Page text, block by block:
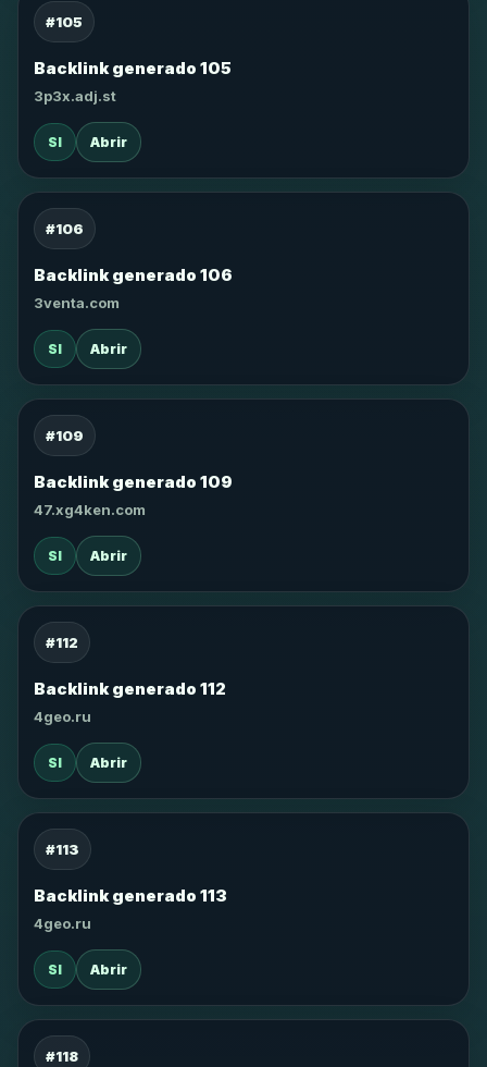
#105
Backlink generado 105
3p3x.adj.st
SI Abrir
#106
Backlink generado 106
3venta.com
SI Abrir
#109
Backlink generado 109
47.xg4ken.com
SI Abrir
#112
Backlink generado 112
4geo.ru
SI Abrir
#113
Backlink generado 113
4geo.ru
SI Abrir
#118